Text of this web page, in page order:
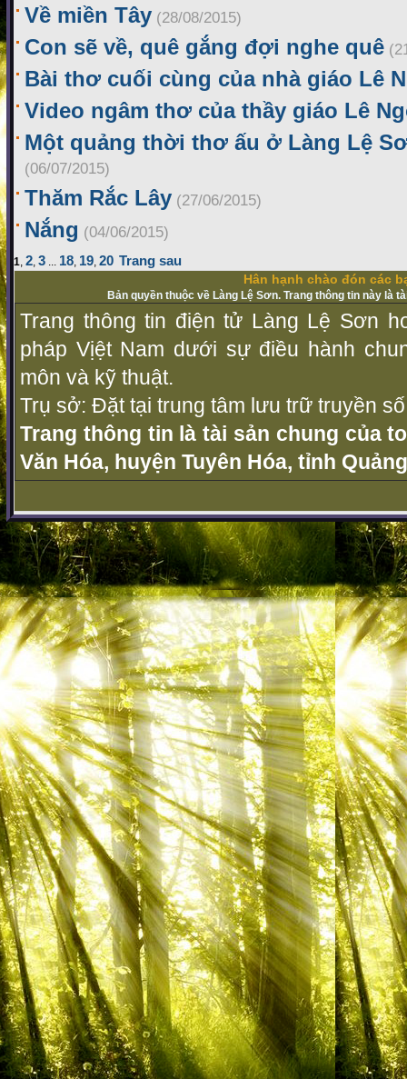
Về miền Tây (28/08/2015)
Con sẽ về, quê gắng đợi nghe quê
Bài thơ cuối cùng của nhà giáo Lê
Video ngâm thơ của thầy giáo Lê
Một quảng thời thơ ấu ở Làng Lệ
(06/07/2015)
Thăm Rắc Lây (27/06/2015)
Nắng (04/06/2015)
1, 2, 3 ... 18, 19, 20 Trang sau
Hân hạnh chào đón các
Bản quyền thuộc về Làng Lệ Sơn. Trang thông tin này là
Trang thông tin điện tử Làng Lệ Sơn
pháp Vịệt Nam dưới sự điều hành
môn và kỹ thuật.
Trụ sở: Đặt tại trung tâm lưu trữ truyền
Trang thông tin là tài sản chung của
Văn Hóa, huyện Tuyên Hóa, tỉnh